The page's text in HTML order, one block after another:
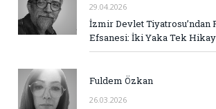
29.04.2026
İzmir Devlet Tiyatrosu’ndan
Efsanesi: İki Yaka Tek
Fuldem Özkan
26.03.2026